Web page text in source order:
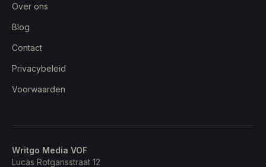
Over ons
Blog
Contact
Privacybeleid
Voorwaarden
Writgo Media VOF
Lucas Rotgansstraat 12